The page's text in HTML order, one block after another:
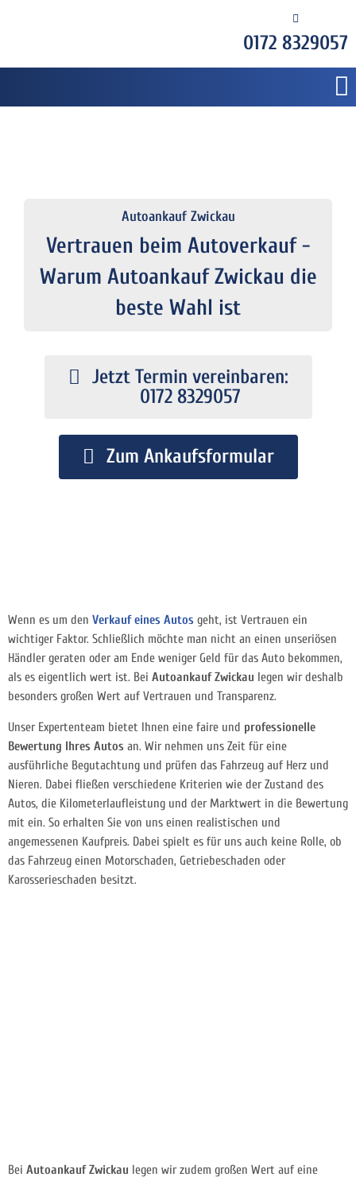
0172 8329057
Autoankauf Zwickau
Vertrauen beim Autoverkauf -
Warum Autoankauf Zwickau die
beste Wahl ist
Jetzt Termin vereinbaren:
0172 8329057
Zum Ankaufsformular
Wenn es um den Verkauf eines Autos geht, ist Vertrauen ein
wichtiger Faktor. Schließlich möchte man nicht an einen unseriösen
Händler geraten oder am Ende weniger Geld für das Auto bekommen,
als es eigentlich wert ist. Bei Autoankauf Zwickau legen wir deshalb
besonders großen Wert auf Vertrauen und Transparenz.
Unser Expertenteam bietet Ihnen eine faire und professionelle
Bewertung Ihres Autos an. Wir nehmen uns Zeit für eine
ausführliche Begutachtung und prüfen das Fahrzeug auf Herz und
Nieren. Dabei fließen verschiedene Kriterien wie der Zustand des
Autos, die Kilometerlaufleistung und der Marktwert in die Bewertung
mit ein. So erhalten Sie von uns einen realistischen und
angemessenen Kaufpreis. Dabei spielt es für uns auch keine Rolle, ob
das Fahrzeug einen Motorschaden, Getriebeschaden oder
Karosserieschaden besitzt.
Bei Autoankauf Zwickau legen wir zudem großen Wert auf eine